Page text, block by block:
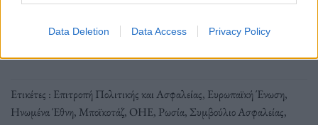
Data Deletion Data Access Privacy Policy
Newsroom
Ετικέτες : Επιτροπή Πολιτικής και Ασφαλείας, Ευρωπαϊκή Ένωση,
Ηνωμένα Έθνη, Μποϊκοτάζ, ΟΗΕ, Ρωσία, Συμβούλιο Ασφαλείας,